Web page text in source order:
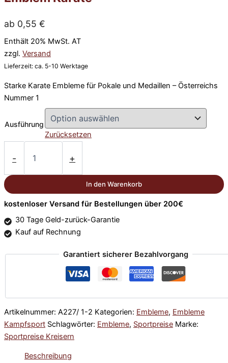
ab 0,55 €
Enthält 20% MwSt. AT
zzgl. Versand
Lieferzeit: ca. 5-10 Werktage
Starke Karate Embleme für Pokale und Medaillen – Österreichs
Nummer 1
Ausführung
Zurücksetzen
-
Emblem
+
In den Warenkorb
kostenloser Versand für Bestellungen über 200€
30 Tage Geld-zurück-Garantie
Kauf auf Rechnung
Garantiert sicherer Bezahlvorgang
Artikelnummer: A227/ 1-2 Kategorien: Embleme, Embleme
Kampfsport Schlagwörter: Embleme, Sportpreise Marke:
Sportpreise Kreisern
Beschreibung